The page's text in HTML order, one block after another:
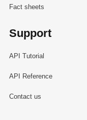
Fact sheets
Support
API Tutorial
API Reference
Contact us